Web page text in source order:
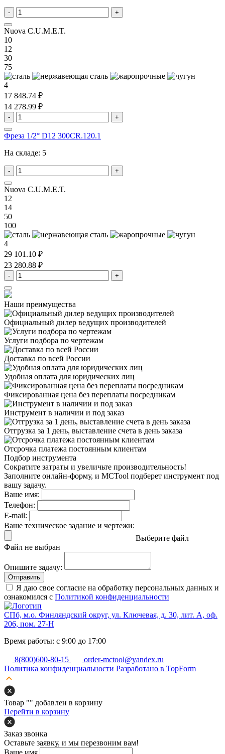
- +
Nuova C.U.M.E.T.
10
12
30
75
4
17 848.74 ₽
14 278.99 ₽
- +
Фреза 1/2° D12 300CR.120.1
На складе: 5
- +
Nuova C.U.M.E.T.
12
14
50
100
4
29 101.10 ₽
23 280.88 ₽
- +
Наши преимущества
Официальный дилер ведущих производителей
Услуги подбора по чертежам
Доставка по всей России
Удобная оплата для юридических лиц
Фиксированная цена без переплаты посредникам
Инструмент в наличии и под заказ
Отгрузка за 1 день, выставление счета в день заказа
Отсрочка платежа постоянным клиентам
Подбор инструмента
Сократите затраты и увеличьте производительность!
Заполните онлайн-форму, и MCTool подберет инструмент под
вашу задачу.
Ваше имя:
Телефон:
E-mail:
Ваше техническое задание и чертежи:
Выберите файл
Файл не выбран
Опишите задачу:
Отправить
Я даю свое согласие на обработку персональных данных и
ознакомился с Политикой конфиденциальности
СПб, м.о. Финляндский округ, ул. Ключевая, д. 30, лит. А, оф.
206, пом. 27-Н
Время работы: с 9:00 до 17:00
8(800)600-80-15
order-mctool@yandex.ru
Политика конфиденциальности Разработано в TopForm
Товар "" добавлен в корзину
Перейти в корзину
Заказ звонка
Оставьте заявку, и мы перезвоним вам!